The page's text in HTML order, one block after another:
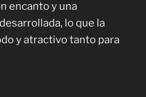
encanto y una
lo que la
y atractivo tanto para